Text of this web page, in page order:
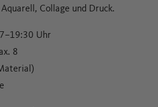
Collage und Druck.
Uhr
8